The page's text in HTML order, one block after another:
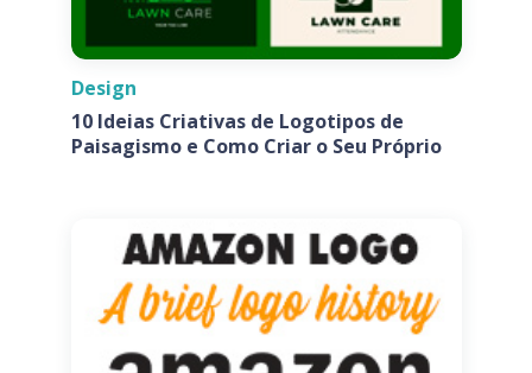
Design
10 Ideias Criativas de Logotipos de
Paisagismo e Como Criar o Seu Próprio